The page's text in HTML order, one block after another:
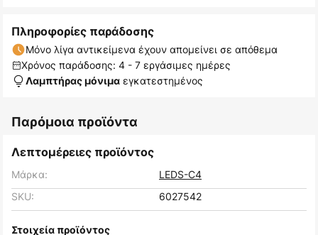
Πληροφορίες παράδοσης
Μόνο λίγα αντικείμενα έχουν απομείνει σε απόθεμα
Χρόνος παράδοσης: 4 - 7 εργάσιμες ημέρες
Λαμπτήρας μόνιμα εγκατεστημένος
Παρόμοια προϊόντα
Λεπτομέρειες προϊόντος
Μάρκα:
LEDS-C4
SKU:
6027542
Στοιχεία προϊόντος